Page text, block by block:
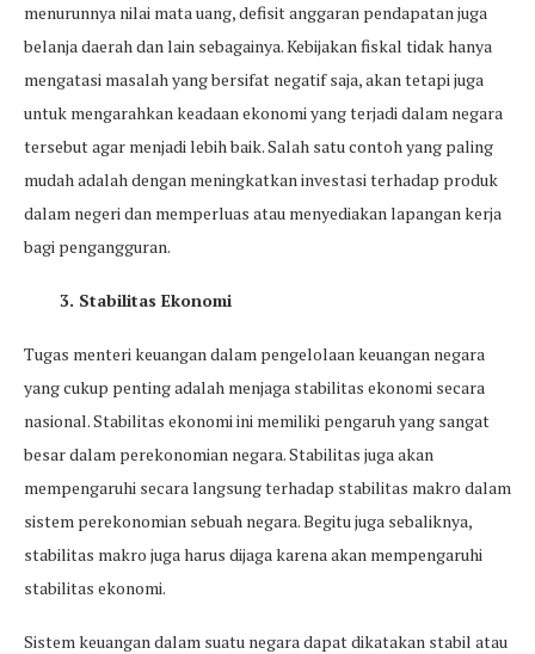
menurunnya nilai mata uang, defisit anggaran pendapatan juga
belanja daerah dan lain sebagainya. Kebijakan fiskal tidak hanya
mengatasi masalah yang bersifat negatif saja, akan tetapi juga
untuk mengarahkan keadaan ekonomi yang terjadi dalam negara
tersebut agar menjadi lebih baik. Salah satu contoh yang paling
mudah adalah dengan meningkatkan investasi terhadap produk
dalam negeri dan memperluas atau menyediakan lapangan kerja
bagi pengangguran.
3. Stabilitas Ekonomi
Tugas menteri keuangan dalam pengelolaan keuangan negara
yang cukup penting adalah menjaga stabilitas ekonomi secara
nasional. Stabilitas ekonomi ini memiliki pengaruh yang sangat
besar dalam perekonomian negara. Stabilitas juga akan
mempengaruhi secara langsung terhadap stabilitas makro dalam
sistem perekonomian sebuah negara. Begitu juga sebaliknya,
stabilitas makro juga harus dijaga karena akan mempengaruhi
stabilitas ekonomi.
Sistem keuangan dalam suatu negara dapat dikatakan stabil atau